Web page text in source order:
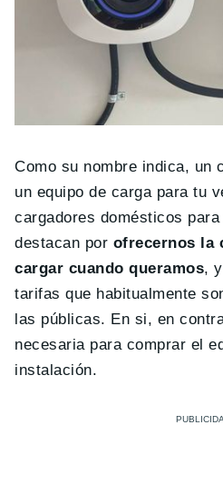
Como su nombre indica, un
un equipo de carga para tu
cargadores domésticos para
destacan por ofrecernos la
cargar cuando queramos,
tarifas que habitualmente
las públicas. En si, en
necesaria para comprar el
instalación.